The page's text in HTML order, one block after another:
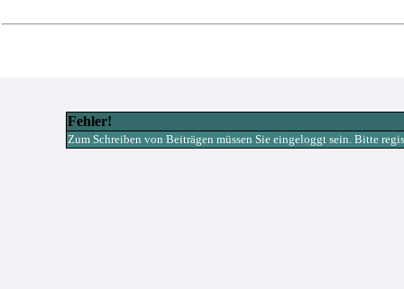
Fehler!
Zum Schreiben von Beiträgen müssen Sie eingeloggt sein. Bitte